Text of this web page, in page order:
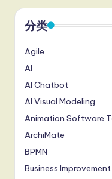
分类
Agile
AI
AI Chatbot
AI Visual Modeling
Animation Software
ArchiMate
BPMN
Business Improvement